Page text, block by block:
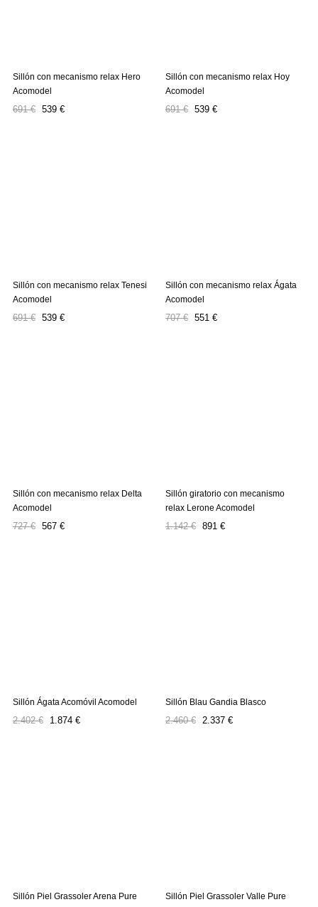
Sillón con mecanismo relax Hero
Acomodel
Precio
691 € Precio
539 €
Sillón con mecanismo relax Hoy
Acomodel
Precio
691 € Precio
539 €
Sillón con mecanismo relax Tenesi
Acomodel
Precio
691 € Precio
539 €
Sillón con mecanismo relax Ágata
Acomodel
Precio
707 € Precio
551 €
Sillón con mecanismo relax Delta
Acomodel
Precio
727 € Precio
567 €
Sillón giratorio con mecanismo
relax Lerone Acomodel
Precio
1.142 € Precio
891 €
Sillón Ágata Acomóvil Acomodel
Precio
2.402 € Precio
1.874 €
Sillón Blau Gandia Blasco
Precio
2.460 € Precio
2.337 €
Sillón Piel Grassoler Arena Pure Sillón Piel Grassoler Valle Pure